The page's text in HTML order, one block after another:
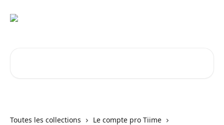
Toutes les collections
Le compte pro Tiime